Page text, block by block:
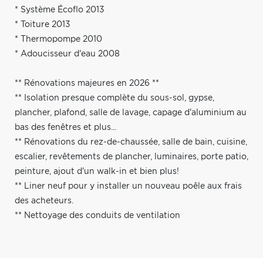
* Système Écoflo 2013
* Toiture 2013
* Thermopompe 2010
* Adoucisseur d'eau 2008
** Rénovations majeures en 2026 **
** Isolation presque complète du sous-sol, gypse,
plancher, plafond, salle de lavage, capage d'aluminium au
bas des fenêtres et plus...
** Rénovations du rez-de-chaussée, salle de bain, cuisine,
escalier, revêtements de plancher, luminaires, porte patio,
peinture, ajout d'un walk-in et bien plus!
** Liner neuf pour y installer un nouveau poêle aux frais
des acheteurs.
** Nettoyage des conduits de ventilation